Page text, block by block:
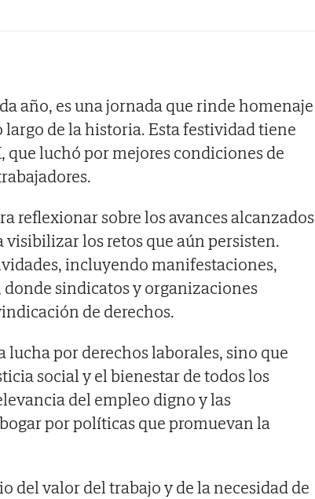
año, es una jornada que rinde homenaje
largo de la historia. Esta festividad tiene
luchó por mejores condiciones de
reflexionar sobre los avances alcanzados
los retos que aún persisten.
incluyendo manifestaciones,
sindicatos y organizaciones
de derechos.
lucha por derechos laborales, sino que
social y el bienestar de todos los
del empleo digno y las
por políticas que promuevan la
del valor del trabajo y de la necesidad de